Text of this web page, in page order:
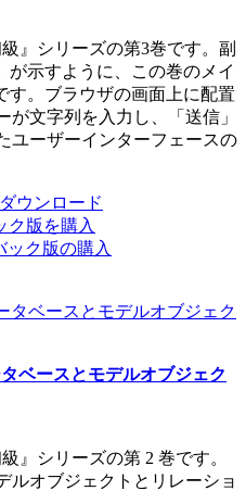
』シリーズの第3巻です。副
示すように、この巻のメイ
す。ブラウザの画面上に配置
が文字列を入力し、「送信」
ユーザーインターフェースの
ウンロード
ク版を購入
ック版の購入
ベースとモデルオブジェク
』シリーズの第 2 巻です。
ルオブジェクトとリレーショ